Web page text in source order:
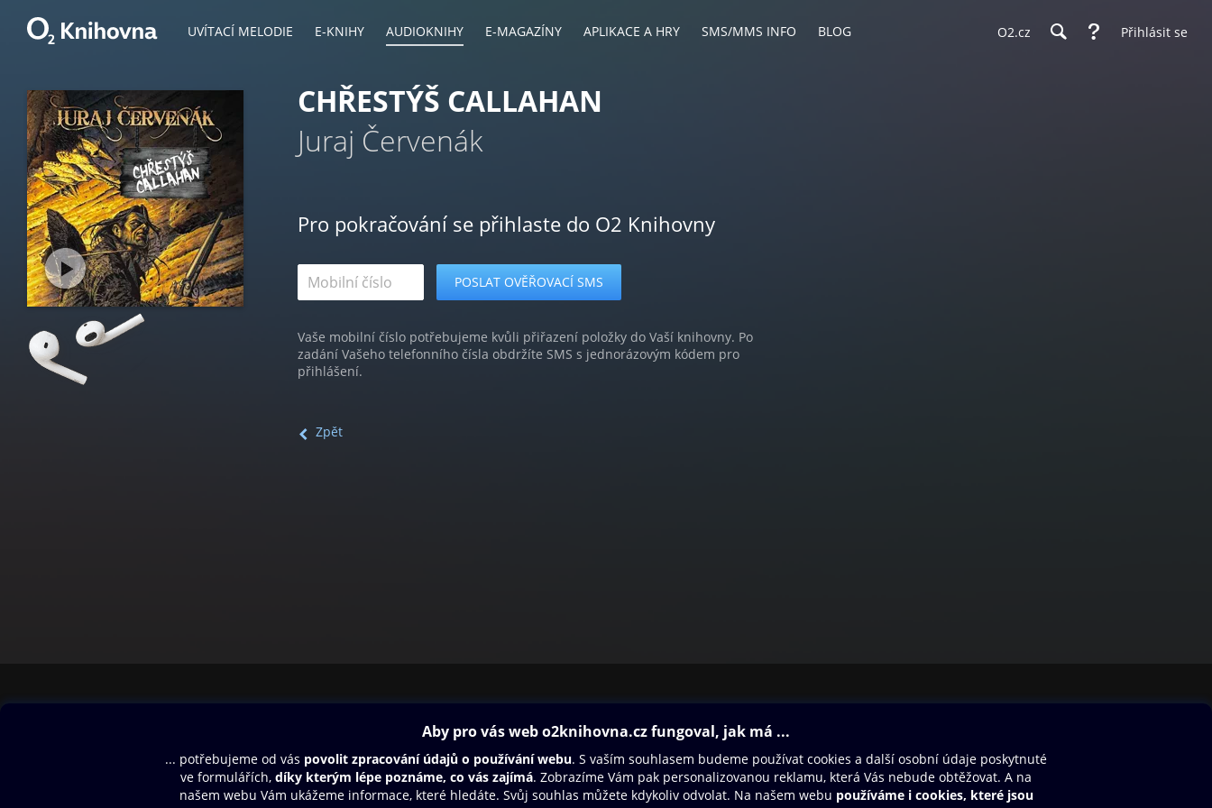
UVÍTACÍ MELODIE E-KNIHY AUDIOKNIHY E-MAGAZÍNY APLIKACE A HRY SMS/MMS INFO BLOG O2.cz Přihlásit se
CHŘESTÝŠ CALLAHAN
Juraj Červenák
Pro pokračování se přihlaste do O2 Knihovny
Vaše mobilní číslo potřebujeme kvůli přiřazení položky do Vaší knihovny. Po
zadání Vašeho telefonního čísla obdržíte SMS s jednorázovým kódem pro
přihlášení.
Zpět
Aplikace a hry
SMS/MMS Info
Blog
Dárkový poukaz
Nápověda
Oneplay Originály
Sport